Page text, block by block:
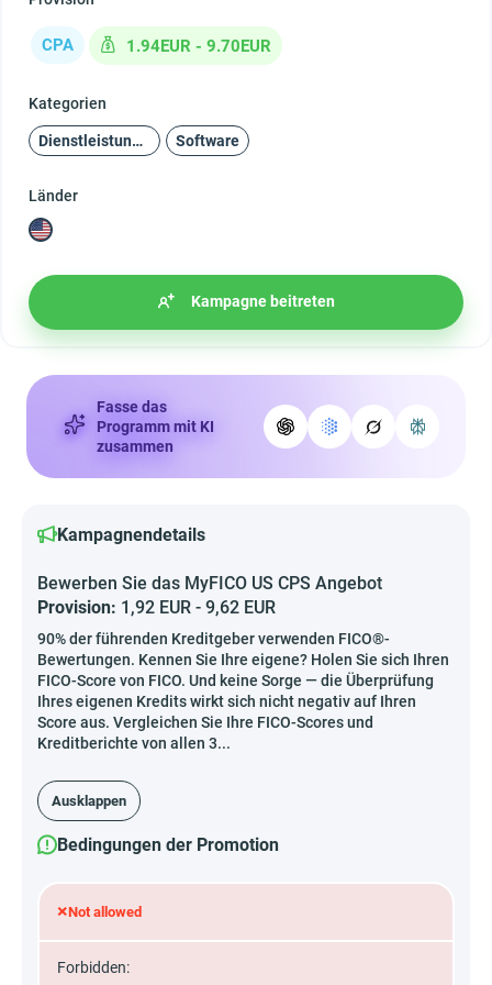
CPA 1.94EUR - 9.70EUR
Kategorien
Dienstleistungen Software
Länder
Kampagne beitreten
Fasse das
Programm mit KI
zusammen
Kampagnendetails
Bewerben Sie das MyFICO US CPS Angebot
Provision: 1,92 EUR - 9,62 EUR
90% der führenden Kreditgeber verwenden FICO®-
Bewertungen. Kennen Sie Ihre eigene? Holen Sie sich Ihren
FICO-Score von FICO. Und keine Sorge — die Überprüfung
Ihres eigenen Kredits wirkt sich nicht negativ auf Ihren
Score aus. Vergleichen Sie Ihre FICO-Scores und
Kreditberichte von allen 3...
Ausklappen
Bedingungen der Promotion
×Not allowed
Forbidden: